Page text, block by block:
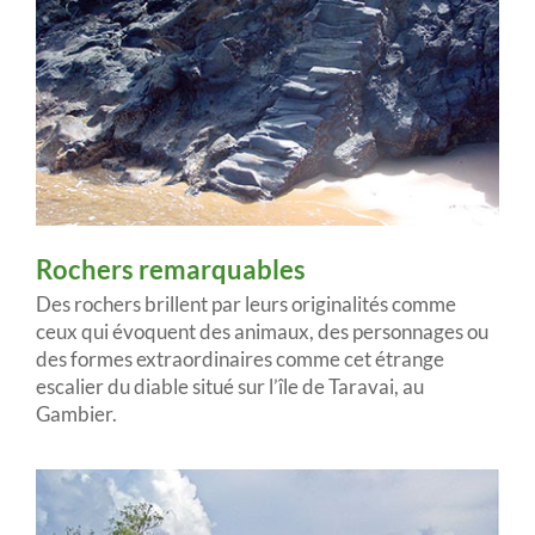
Rochers remarquables
Des rochers brillent par leurs originalités comme
ceux qui évoquent des animaux, des personnages ou
des formes extraordinaires comme cet étrange
escalier du diable situé sur l’île de Taravai, au
Gambier.